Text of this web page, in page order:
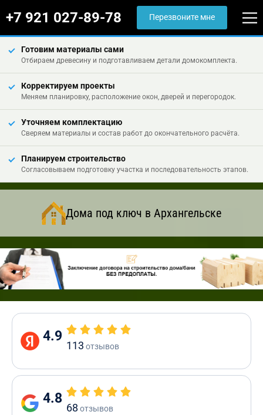
+7 921 027-89-78 Перезвоните мне
Готовим материалы сами
Отбираем древесину и подготавливаем детали домокомплекта.
Корректируем проекты
Меняем планировку, расположение окон, дверей и перегородок.
Уточняем комплектацию
Сверяем материалы и состав работ до окончательного расчёта.
Планируем строительство
Согласовываем подготовку участка и последовательность этапов.
Дома под ключ в Архангельске
4.9
113 отзывов
4.8
68 отзывов